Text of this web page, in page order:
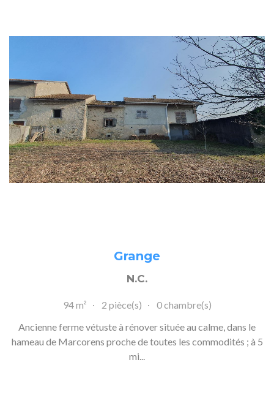
Grange
N.C.
94 m² 2 pièce(s)
0 chambre(s)
Ancienne ferme vétuste à rénover située au calme, dans le
hameau de Marcorens proche de toutes les commodités ; à 5
mi...